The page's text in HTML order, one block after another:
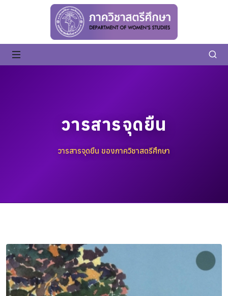
วารสารจุดยืน
วารสารจุดยืน ของภาควิชาสตรีศึกษา